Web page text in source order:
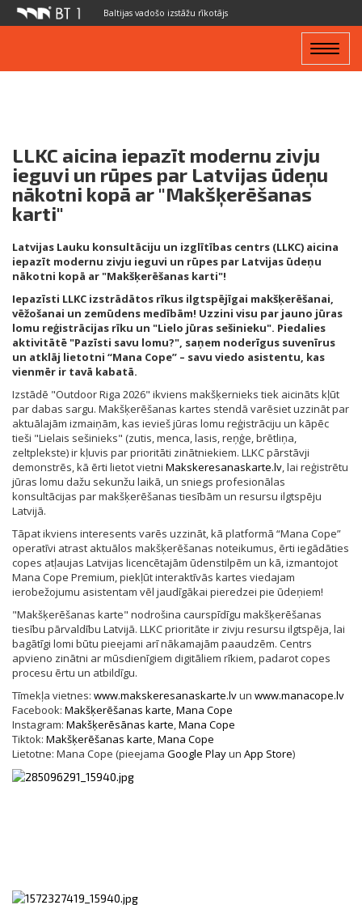
Baltijas vadošo izstāžu rīkotājs
Toggle
LLKC aicina iepazīt modernu zivju
ieguvi un rūpes par Latvijas ūdeņu
nākotni kopā ar "Makšķerēšanas
karti"
Latvijas Lauku konsultāciju un izglītības centrs (LLKC) aicina
iepazīt modernu zivju ieguvi un rūpes par Latvijas ūdeņu
nākotni kopā ar "Makšķerēšanas karti"!
Iepazīsti LLKC izstrādātos rīkus ilgtspējīgai makšķerēšanai,
vēžošanai un zemūdens medībām! Uzzini visu par jauno jūras
lomu reģistrācijas rīku un "Lielo jūras sešinieku". Piedalies
aktivitātē "Pazīsti savu lomu?", saņem noderīgus suvenīrus
un atklāj lietotni “Mana Cope” – savu viedo asistentu, kas
vienmēr ir tavā kabatā.
Izstādē "Outdoor Riga 2026" ikviens makšķernieks tiek aicināts kļūt
par dabas sargu. Makšķerēšanas kartes stendā varēsiet uzzināt par
aktuālajām izmaiņām, kas ievieš jūras lomu reģistrāciju un kāpēc
tieši "Lielais sešinieks" (zutis, menca, lasis, reņģe, brētliņa,
zeltplekste) ir kļuvis par prioritāti zinātniekiem. LLKC pārstāvji
demonstrēs, kā ērti lietot vietni Makskeresanaskarte.lv, lai reģistrētu
jūras lomu dažu sekunžu laikā, un sniegs profesionālas
konsultācijas par makšķerēšanas tiesībām un resursu ilgtspēju
Latvijā.
Tāpat ikviens interesents varēs uzzināt, kā platformā “Mana Cope”
operatīvi atrast aktuālos makšķerēšanas noteikumus, ērti iegādāties
copes atļaujas Latvijas licencētajām ūdenstilpēm un kā, izmantojot
Mana Cope Premium, piekļūt interaktīvās kartes viedajam
ierobežojumu asistentam vēl jaudīgākai pieredzei pie ūdeņiem!
"Makšķerēšanas karte" nodrošina caurspīdīgu makšķerēšanas
tiesību pārvaldību Latvijā. LLKC prioritāte ir zivju resursu ilgtspēja, lai
bagātīgi lomi būtu pieejami arī nākamajām paaudzēm. Centrs
apvieno zinātni ar mūsdienīgiem digitāliem rīkiem, padarot copes
procesu ērtu un atbildīgu.
Tīmekļa vietnes: www.makskeresanaskarte.lvun www.manacope.lv
Facebook: Makšķerēšanas karte,Mana Cope
Instagram: Makšķerēsānas karte,Mana Cope
Tiktok: Makšķerēšanas karte,Mana Cope
Lietotne: Mana Cope (pieejama Google Playun App Store)